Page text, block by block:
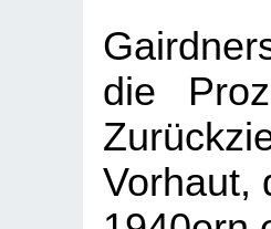
die
Vorhaut,